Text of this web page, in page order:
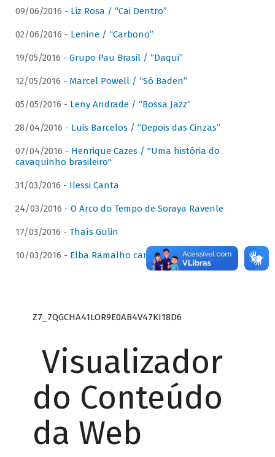
09/06/2016 - Liz Rosa / “Cai Dentro”
02/06/2016 - Lenine / “Carbono”
19/05/2016 - Grupo Pau Brasil / “Daqui”
12/05/2016 - Marcel Powell / “Só Baden”
05/05/2016 - Leny Andrade / “Bossa Jazz”
28/04/2016 - Luis Barcelos / “Depois das Cinzas”
07/04/2016 - Henrique Cazes / "Uma história do
cavaquinho brasileiro"
31/03/2016 - Ilessi Canta
24/03/2016 - O Arco do Tempo de Soraya Ravenle
17/03/2016 - Thaís Gulin
10/03/2016 - Elba Ramalho canta Dominguinhos
Z7_7QGCHA41LOR9E0AB4V47KI18D6
Visualizador
do Conteúdo
da Web